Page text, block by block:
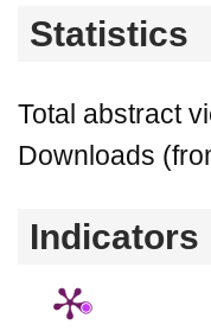
Statistics
Total abstract
Downloads
Indicators